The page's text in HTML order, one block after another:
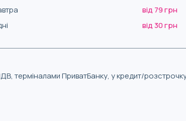
від 79 грн
від 30 грн
терміналами ПриватБанку, у кредит/